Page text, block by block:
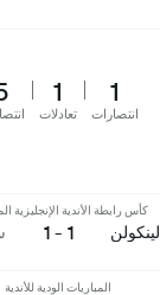
1
انتصارات
1
تعادلات
لينكولن
كأس رابطة الأندية الإنجليزية
1 - 1
المباريات الودية للأندية